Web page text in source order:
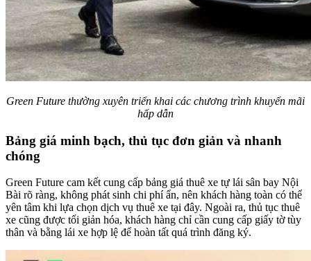
Green Future thường xuyên triển khai các chương trình khuyến mãi
hấp dẫn
Bảng giá minh bạch, thủ tục đơn giản và nhanh
chóng
Green Future cam kết cung cấp bảng giá thuê xe tự lái sân bay Nội
Bài rõ ràng, không phát sinh chi phí ẩn, nên khách hàng toàn có thể
yên tâm khi lựa chọn dịch vụ thuê xe tại đây. Ngoài ra, thủ tục thuê
xe cũng được tối giản hóa, khách hàng chỉ cần cung cấp giấy tờ tùy
thân và bằng lái xe hợp lệ để hoàn tất quá trình đăng ký.